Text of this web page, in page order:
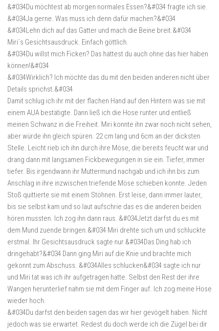
&#034Du möchtest ab morgen normales Essen?&#034 fragte ich sie.
&#034Ja gerne. Was muss ich denn dafür machen?&#034
&#034Lehn dich auf das Gatter und mach die Beine breit.&#034
Miri´s Gesichtsausdruck. Einfach göttlich.
&#034Du willst mich Ficken? Das hättest du auch ohne das hier haben
können!&#034
&#034Wirklich? Ich möchte das du mit den beiden anderen nicht über
Details sprichst.&#034
Damit schlug ich ihr mit der flachen Hand auf den Hintern was sie mit
einem AUA bestätigte. Dann ließ ich die Hose runter und entließ
meinen Schwanz in die Freiheit. Miri konnte ihn zwar noch nicht sehen,
aber würde ihn gleich spüren. 22 cm lang und 6cm an der dicksten
Stelle. Leicht rieb ich ihn durch ihre Möse, die bereits feucht war und
drang dann mit langsamen Fickbewegungen in sie ein. Tiefer, immer
tiefer. Bis irgendwann ihr Muttermund nachgab und ich ihn bis zum
Anschlag in ihre inzwischen triefende Möse schieben konnte. Jeden
Stoß quittierte sie mit einem Stöhnen. Erst leise, dann immer lauter,
bis sie selbst kam und so laut aufschrie das es die anderen beiden
hören mussten. Ich zog ihn dann raus. &#034Jetzt darfst du es mit
dem Mund zuende bringen.&#034 Miri drehte sich um und schluckte
erstmal. Ihr Gesichtsausdruck sagte nur &#034Das Ding hab ich
dringehabt?&#034 Dann ging Miri auf die Knie und brachte mich
gekonnt zum Abschuss. &#034Alles schlucken&#034 sagte ich nur
und Miri tat was ich ihr aufgetragen hatte. Selbst den Rest der ihre
Wangen herunterlief nahm sie mit dem Finger auf. Ich zog meine Hose
wieder hoch.
&#034Du darfst den beiden sagen das wir hier gevögelt haben. Nicht
jedoch was sie erwartet. Redest du doch werde ich die Zügel bei dir